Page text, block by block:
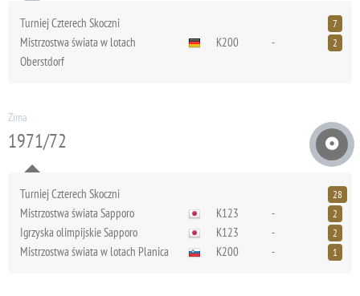
Turniej Czterech Skoczni 7
Mistrzostwa świata w lotach
Oberstdorf
K200 - 2
Zima
1971/72
Turniej Czterech Skoczni 28
Mistrzostwa świata Sapporo K123 - 2
Igrzyska olimpijskie Sapporo K123 - 2
Mistrzostwa świata w lotach Planica K200 - 1